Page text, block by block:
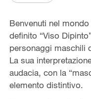
Benvenuti nel
definito “Viso
personaggi maschili
La sua
audacia, con la
elemento distintivo.